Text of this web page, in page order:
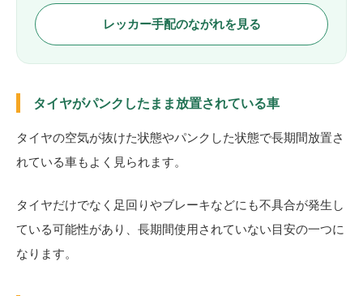
レッカー手配のながれを見る
タイヤがパンクしたまま放置されている車
タイヤの空気が抜けた状態やパンクした状態で長期間放置さ
れている車もよく見られます。
タイヤだけでなく足回りやブレーキなどにも不具合が発生し
ている可能性があり、長期間使用されていない目安の一つに
なります。